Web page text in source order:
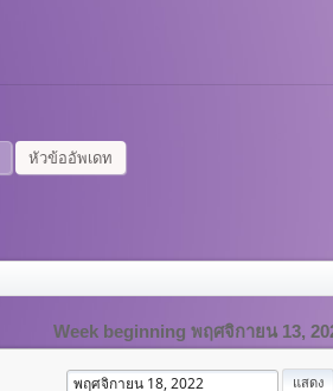
หัวข้ออัพเดท
Week beginning พฤศจิกายน 13,